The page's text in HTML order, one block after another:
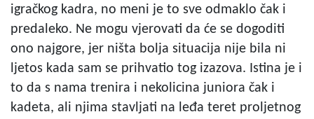
igračkog kadra, no meni je to sve odmaklo čak i
predaleko. Ne mogu vjerovati da će se dogoditi
ono najgore, jer ništa bolja situacija nije bila ni
ljetos kada sam se prihvatio tog izazova. Istina je i
to da s nama trenira i nekolicina juniora čak i
kadeta, ali njima stavljati na leđa teret proljetnog